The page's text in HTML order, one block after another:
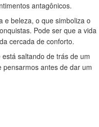
antagônicos.
e beleza, o que simboliza o
Pode ser que a vida
cercada de conforto.
saltando de trás de um
antes de dar um